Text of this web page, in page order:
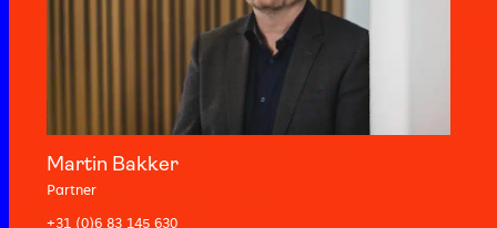
Martin Bakker
Partner
+31 (0)6 83 145 630